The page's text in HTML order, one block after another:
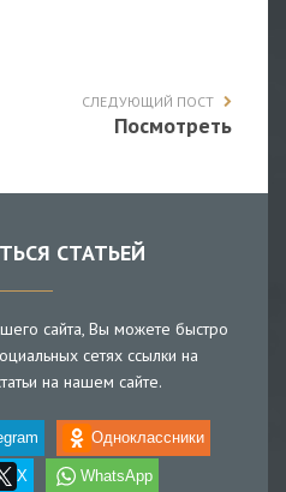
СЛЕДУЮЩИЙ ПОСТ
Посмотреть
СТАТЬЕЙ
сайта, Вы можете быстро
сетях ссылки на
на нашем сайте.
Одноклассники
X WhatsApp